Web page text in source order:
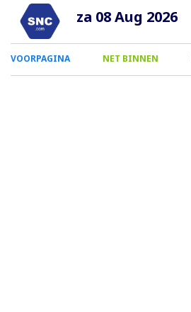
naar
za 08 Aug 2026
0
Smartphone
VOORPAGINA NET BINNEN